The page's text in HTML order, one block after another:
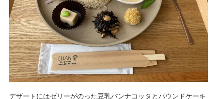
デザートにはゼリーがのった豆乳パンナコッタとパウンドケーキ